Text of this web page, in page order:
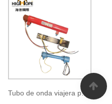
Tubo de onda viajera pulsada BM-1944